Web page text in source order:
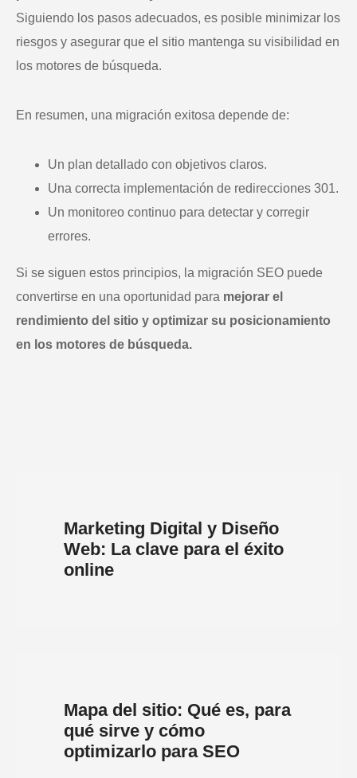
Siguiendo los pasos adecuados, es posible minimizar los
riesgos y asegurar que el sitio mantenga su visibilidad en
los motores de búsqueda.
En resumen, una migración exitosa depende de:
Un plan detallado con objetivos claros.
Una correcta implementación de redirecciones 301.
Un monitoreo continuo para detectar y corregir
errores.
Si se siguen estos principios, la migración SEO puede
convertirse en una oportunidad para mejorar el
rendimiento del sitio y optimizar su posicionamiento
en los motores de búsqueda.
Marketing Digital y Diseño
Web: La clave para el éxito
online
Mapa del sitio: Qué es, para
qué sirve y cómo
optimizarlo para SEO